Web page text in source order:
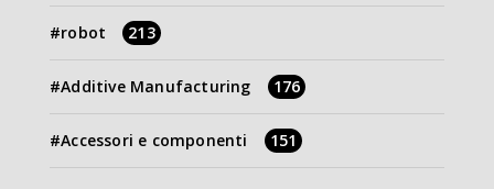
robot 213
Additive Manufacturing 176
Accessori e componenti 151